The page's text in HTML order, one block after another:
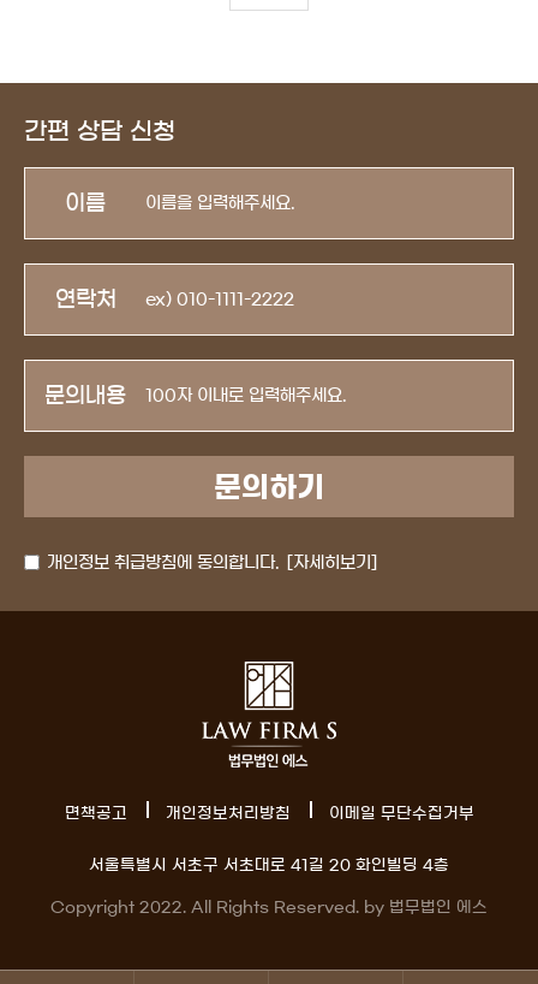
간편 상담 신청
이름
연락처
문의내용
개인정보 취급방침에 동의합니다. [자세히보기]
면책공고 개인정보처리방침 이메일 무단수집거부
서울특별시 서초구 서초대로 41길 20 화인빌딩 4층
Copyright 2022. All Rights Reserved. by 법무법인 에스